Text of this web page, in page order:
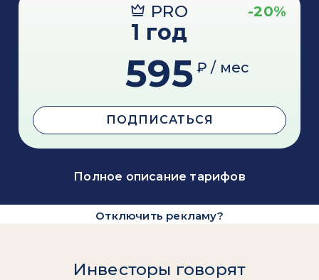
PRO -20%
1 год
595 ₽ / мес
ПОДПИСАТЬСЯ
Полное описание тарифов
Отключить рекламу?
Инвесторы говорят